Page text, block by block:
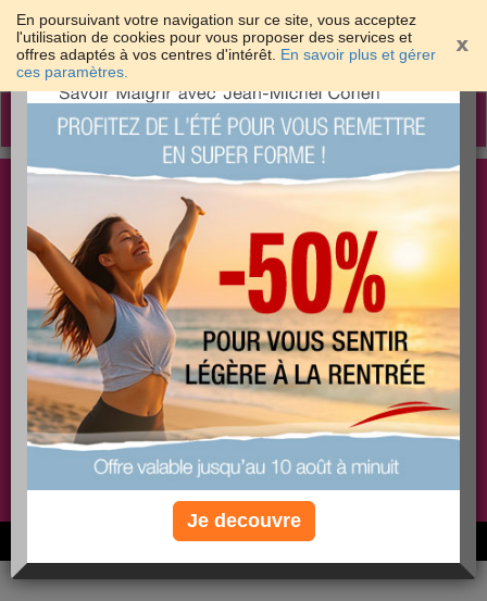
En poursuivant votre navigation sur ce site, vous acceptez
l'utilisation de cookies pour vous proposer des services et
offres adaptés à vos centres d'intérêt. En savoir plus et gérer
ces paramètres.
Toggle
Les meilleures solutions pour maigrir et être bien
dans sa peau
PLUS
EFFICACE
PLUS
SANTÉ
PLUS
COACHING
Non, je préfère le régime gratuit
6M de personnes ont maigri et réappris à manger avec nous
×
Je decouvre